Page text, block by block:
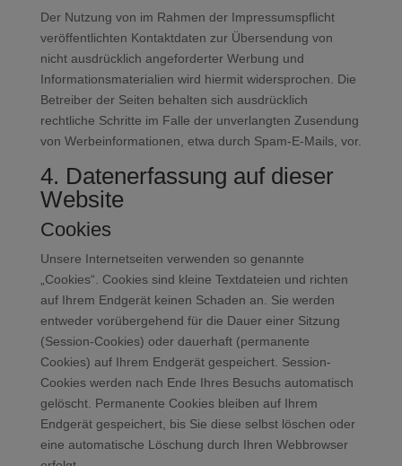
Der Nutzung von im Rahmen der Impressumspflicht
veröffentlichten Kontaktdaten zur Übersendung von
nicht ausdrücklich angeforderter Werbung und
Informationsmaterialien wird hiermit widersprochen. Die
Betreiber der Seiten behalten sich ausdrücklich
rechtliche Schritte im Falle der unverlangten Zusendung
von Werbeinformationen, etwa durch Spam-E-Mails, vor.
4. Datenerfassung auf dieser
Website
Cookies
Unsere Internetseiten verwenden so genannte
„Cookies“. Cookies sind kleine Textdateien und richten
auf Ihrem Endgerät keinen Schaden an. Sie werden
entweder vorübergehend für die Dauer einer Sitzung
(Session-Cookies) oder dauerhaft (permanente
Cookies) auf Ihrem Endgerät gespeichert. Session-
Cookies werden nach Ende Ihres Besuchs automatisch
gelöscht. Permanente Cookies bleiben auf Ihrem
Endgerät gespeichert, bis Sie diese selbst löschen oder
eine automatische Löschung durch Ihren Webbrowser